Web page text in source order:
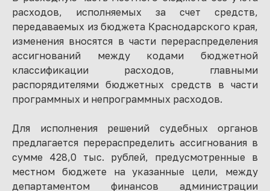
расходов, исполняемых за счет средств,
передаваемых из бюджета Краснодарского края,
изменения вносятся в части перераспределения
ассигнований между кодами бюджетной
классификации расходов, главными
распорядителями бюджетных средств в части
программных и непрограммных расходов.
Для исполнения решений судебных органов
предлагается перераспределить ассигнования в
сумме 428,0 тыс. рублей, предусмотренные в
местном бюджете на указанные цели, между
департаментом финансов администрации